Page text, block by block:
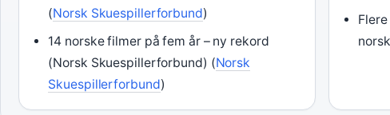
(Norsk Skuespillerforbund)
14 norske filmer på fem år – ny rekord
(Norsk Skuespillerforbund) (Norsk
Skuespillerforbund)